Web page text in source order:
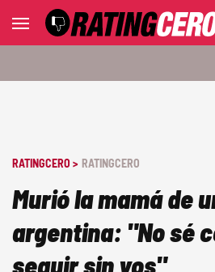
RATINGCERO > RATINGCERO
Murió la mamá de
argentina: "No sé
seguir sin vos"